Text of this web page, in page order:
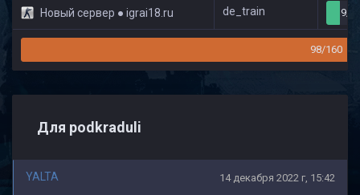
Новый сервер ● igrai18.ru de_train 9/
98/160
Для podkraduli
YALTA 14 декабря 2022 г, 15:42